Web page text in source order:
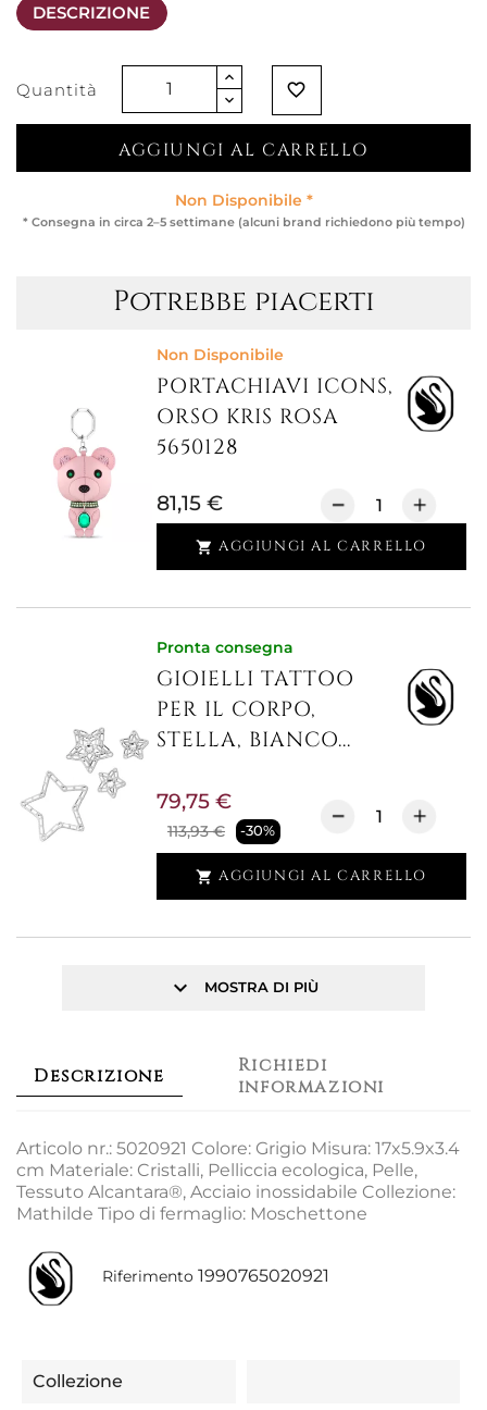
DESCRIZIONE
Quantità favorite_border
AGGIUNGI AL CARRELLO
Non Disponibile *
* Consegna in circa 2–5 settimane (alcuni brand richiedono più tempo)
Potrebbe piacerti
Non Disponibile
PORTACHIAVI ICONS,
ORSO KRIS ROSA
5650128
81,15 €
 AGGIUNGI AL CARRELLO
Pronta consegna
GIOIELLI TATTOO
PER IL CORPO,
STELLA, BIANCO...
113,93 € -30%
79,75 €
 AGGIUNGI AL CARRELLO
keyboard_arrow_down MOSTRA DI PIÙ
Descrizione
Richiedi
informazioni
Articolo nr.: 5020921 Colore: Grigio Misura: 17x5.9x3.4
cm Materiale: Cristalli, Pelliccia ecologica, Pelle,
Tessuto Alcantara®, Acciaio inossidabile Collezione:
Mathilde Tipo di fermaglio: Moschettone
Riferimento 1990765020921
Collezione